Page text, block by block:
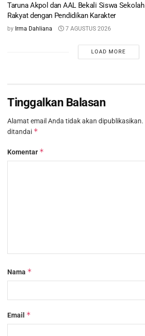
Taruna Akpol dan AAL Bekali Siswa Sekolah
Rakyat dengan Pendidikan Karakter
by Irma Dahliana 7 AGUSTUS 2026
LOAD MORE
Tinggalkan Balasan
Alamat email Anda tidak akan dipublikasikan.
ditandai *
Komentar *
Nama *
Email *